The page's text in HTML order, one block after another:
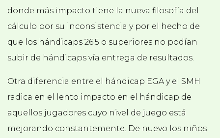
donde más impacto tiene la nueva filosofía del
cálculo por su inconsistencia y por el hecho de
que los hándicaps 26.5 o superiores no podían
subir de hándicaps vía entrega de resultados.
Otra diferencia entre el hándicap EGA y el SMH
radica en el lento impacto en el hándicap de
aquellos jugadores cuyo nivel de juego está
mejorando constantemente. De nuevo los niños